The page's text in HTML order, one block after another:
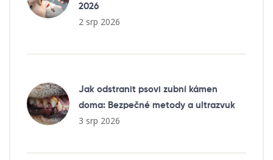
2026
2 srp 2026
Jak odstranit psovi zubní kámen
doma: Bezpečné metody a ultrazvuk
3 srp 2026